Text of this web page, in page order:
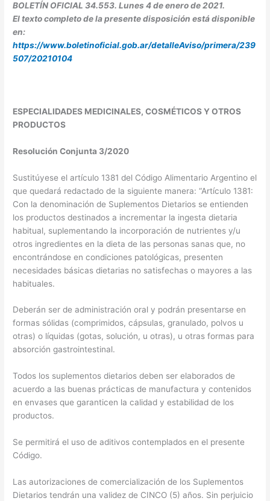
BOLETÍN OFICIAL 34.553. Lunes 4 de enero de 2021.
El texto completo de la presente disposición está disponible
en:
https://www.boletinoficial.gob.ar/detalleAviso/primera/239
507/20210104
ESPECIALIDADES MEDICINALES, COSMÉTICOS Y OTROS
PRODUCTOS
Resolución Conjunta 3/2020
Sustitúyese el artículo 1381 del Código Alimentario Argentino el
que quedará redactado de la siguiente manera: “Artículo 1381:
Con la denominación de Suplementos Dietarios se entienden
los productos destinados a incrementar la ingesta dietaria
habitual, suplementando la incorporación de nutrientes y/u
otros ingredientes en la dieta de las personas sanas que, no
encontrándose en condiciones patológicas, presenten
necesidades básicas dietarias no satisfechas o mayores a las
habituales.
Deberán ser de administración oral y podrán presentarse en
formas sólidas (comprimidos, cápsulas, granulado, polvos u
otras) o líquidas (gotas, solución, u otras), u otras formas para
absorción gastrointestinal.
Todos los suplementos dietarios deben ser elaborados de
acuerdo a las buenas prácticas de manufactura y contenidos
en envases que garanticen la calidad y estabilidad de los
productos.
Se permitirá el uso de aditivos contemplados en el presente
Código.
Las autorizaciones de comercialización de los Suplementos
Dietarios tendrán una validez de CINCO (5) años. Sin perjuicio